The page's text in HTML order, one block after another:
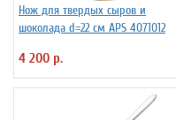
Нож для твердых сыров и
шоколада d=22 см APS 4071012
4 200 р.